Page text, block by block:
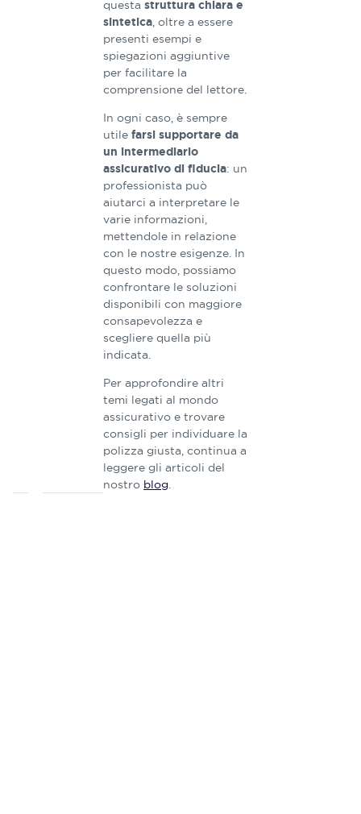
questastruttura chiara e
sintetica, oltre a essere
presenti esempi e
spiegazioni aggiuntive
per facilitare la
comprensione del lettore.
In ogni caso, è sempre
utilefarsi supportare da
un intermediario
assicurativo di fiducia: un
professionista può
aiutarci a interpretare le
varie informazioni,
mettendole in relazione
con le nostre esigenze. In
questo modo, possiamo
confrontare le soluzioni
disponibili con maggiore
consapevolezza e
scegliere quella più
indicata.
Per approfondire altri
temi legati al mondo
assicurativo e trovare
consigli per individuare la
polizza giusta, continua a
leggere gli articoli del
nostro blog.